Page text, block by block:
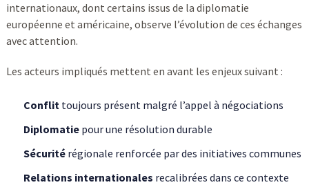
internationaux, dont certains issus de la diplomatie
européenne et américaine, observe l’évolution de ces échanges
avec attention.
Les acteurs impliqués mettent en avant les enjeux suivant :
Conflittoujours présent malgré l’appel à négociations
Diplomatiepour une résolution durable
Sécuritérégionale renforcée par des initiatives communes
Relations internationales recalibrées dans ce contexte